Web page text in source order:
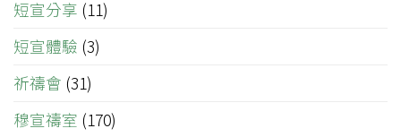
短宣分享 (11)
短宣體驗 (3)
祈禱會 (31)
穆宣禱室 (170)